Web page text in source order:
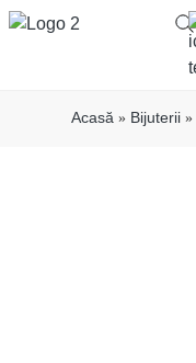
Acasă» Bijuterii»